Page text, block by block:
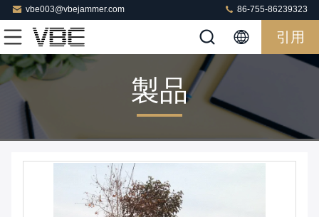
vbe003@vbejammer.com 86-755-86239323
引用
製品